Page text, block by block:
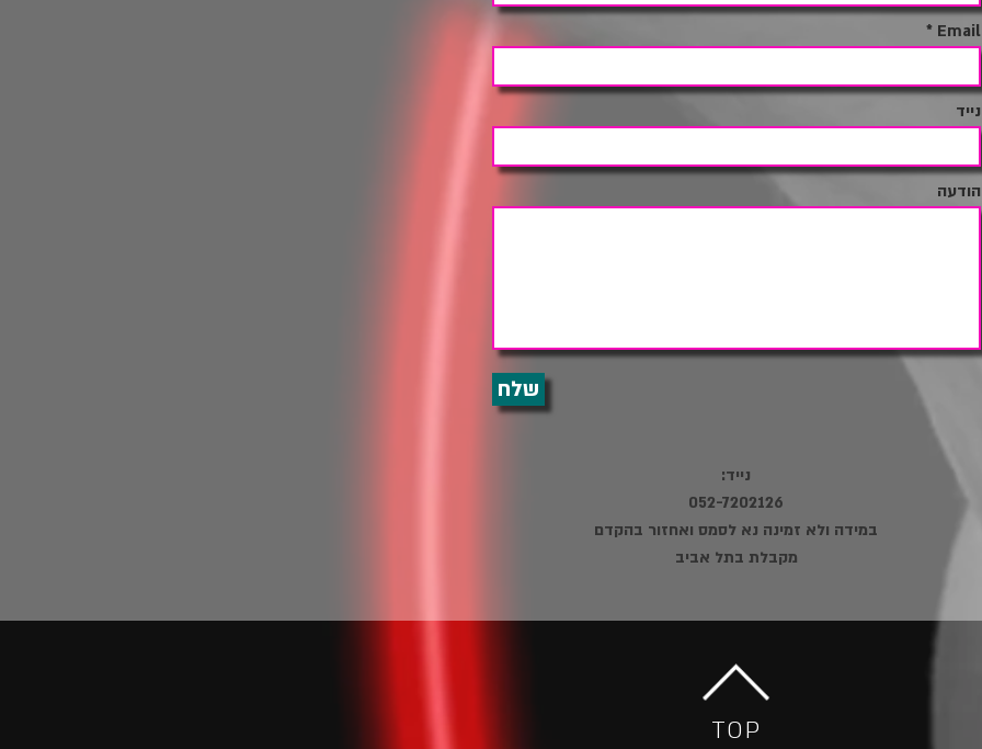
Email
נייד
הודעה
שלח
נייד:
052-7202126
במידה ולא זמינה נא לסמס ואחזור בהקדם
מקבלת בתל אביב
TOP